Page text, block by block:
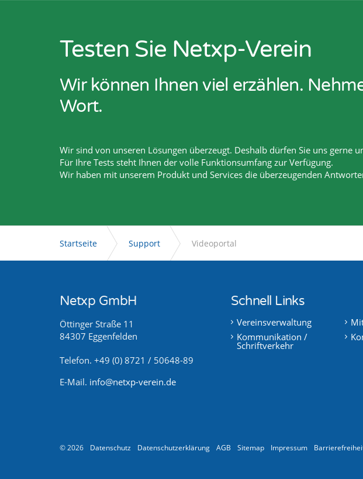
Testen Sie Netxp-Verein
Wir können Ihnen viel erzählen.
Wort.
Wir sind von unseren Lösungen überzeugt. Deshalb dürfen Sie uns gerne
Für Ihre Tests steht Ihnen der volle Funktionsumfang zur Verfügung.
Wir haben mit unserem Produkt und Services die überzeugenden
Startseite Support Videoportal
Netxp GmbH
Öttinger Straße 11
84307 Eggenfelden
Telefon. +49 (0) 8721 / 50648-89
E-Mail. info@netxp-verein.de
Schnell Links
Vereinsverwaltung
Kommunikation /
Schriftverkehr
© 2026 Datenschutz Datenschutzerklärung AGB Sitemap Impressum